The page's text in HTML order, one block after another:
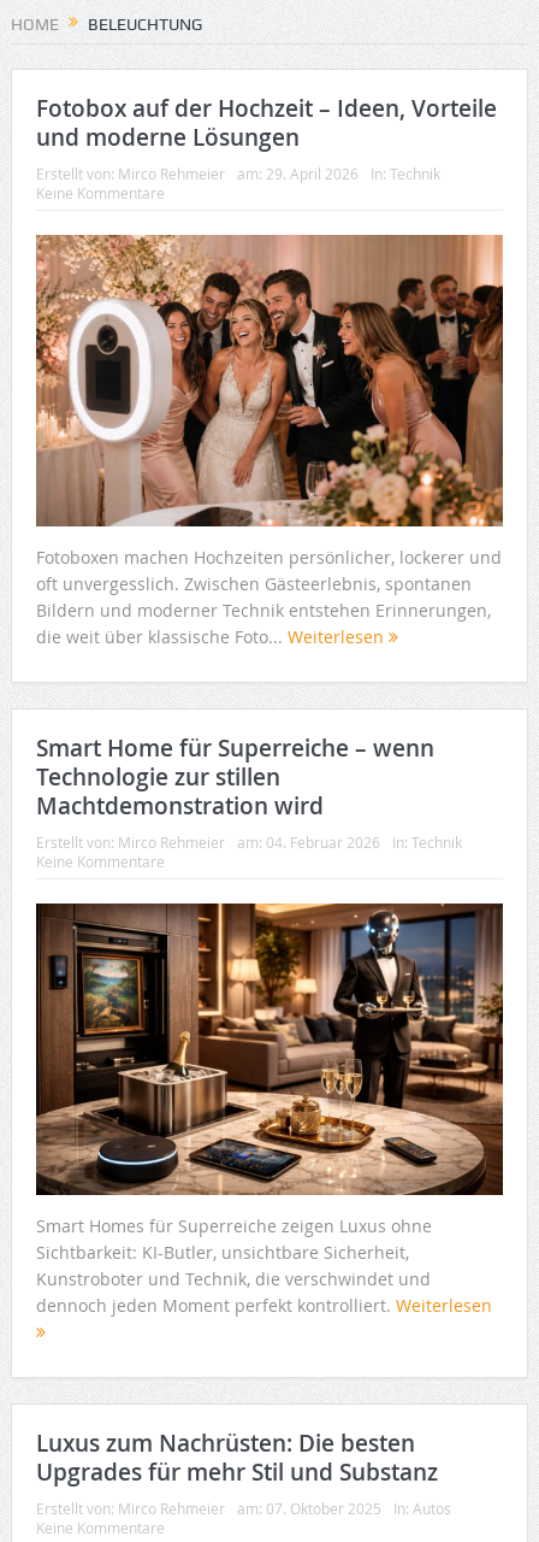
HOME BELEUCHTUNG
Fotobox auf der Hochzeit – Ideen, Vorteile
und moderne Lösungen
Erstellt von: Mirco Rehmeier am: 29. April 2026 In: Technik
Keine Kommentare
Fotoboxen machen Hochzeiten persönlicher, lockerer und
oft unvergesslich. Zwischen Gästeerlebnis, spontanen
Bildern und moderner Technik entstehen Erinnerungen,
die weit über klassische Foto... Weiterlesen
Smart Home für Superreiche – wenn
Technologie zur stillen
Machtdemonstration wird
Erstellt von: Mirco Rehmeier am: 04. Februar 2026 In: Technik
Keine Kommentare
Smart Homes für Superreiche zeigen Luxus ohne
Sichtbarkeit: KI-Butler, unsichtbare Sicherheit,
Kunstroboter und Technik, die verschwindet und
dennoch jeden Moment perfekt kontrolliert. Weiterlesen
Luxus zum Nachrüsten: Die besten
Upgrades für mehr Stil und Substanz
Erstellt von: Mirco Rehmeier am: 07. Oktober 2025 In: Autos
Keine Kommentare